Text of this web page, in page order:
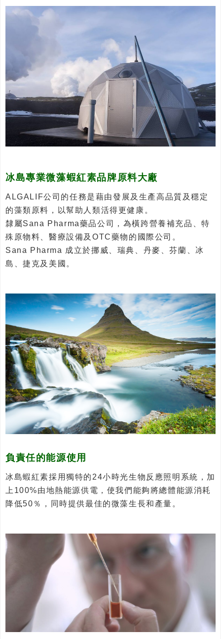
冰島專業微藻蝦紅素品牌原料大廠
ALGALIF公司的任務是藉由發展及生產高品質及穩定
的藻類原料，以幫助人類活得更健康。
隸屬Sana Pharma藥品公司，為橫跨營養補充品、特
殊原物料、醫療設備及OTC藥物的國際公司。
Sana Pharma 成立於挪威、瑞典、丹麥、芬蘭、冰
島、捷克及美國。
負責任的能源使用
冰島蝦紅素採用獨特的24小時光生物反應照明系統，加
上100%由地熱能源供電，使我們能夠將總體能源消耗
降低50％，同時提供最佳的微藻生長和產量。